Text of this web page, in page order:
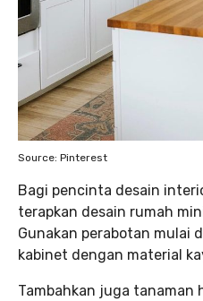
Source: Pinterest
Bagi pencinta desain
terapkan desain rumah
Gunakan perabotan mulai
kabinet dengan material
Tambahkan juga tanaman